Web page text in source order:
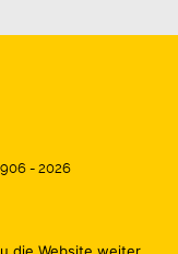
- 2026